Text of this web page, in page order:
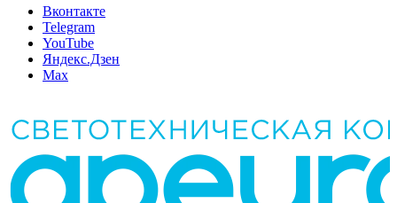
Вконтакте
Telegram
YouTube
Яндекс.Дзен
Max